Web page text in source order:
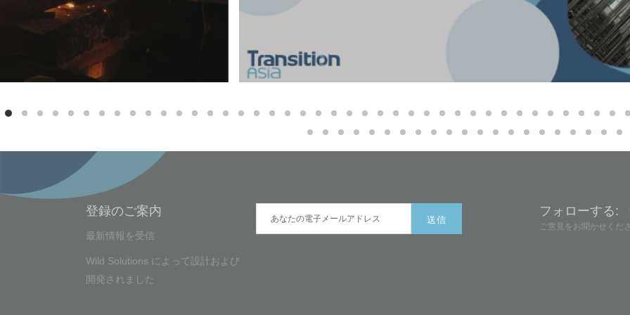
登録のご案内
最新情報を受信
Wild Solutions によって設計および
開発されました
フォローする:
ご意見をお聞かせくだ